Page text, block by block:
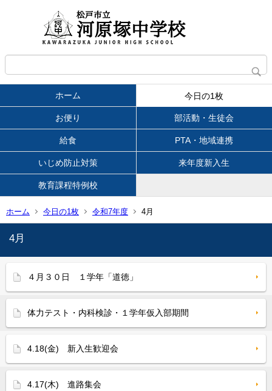
ホーム 今日の1枚
お便り 部活動・生徒会
給食 PTA・地域連携
いじめ防止対策 来年度新入生
教育課程特例校
ホーム 今日の1枚 令和7年度 4月
4月
４月３０日 １学年「道徳」
体力テスト・内科検診・１学年仮入部期間
4.18(金) 新入生歓迎会
4.17(木) 進路集会